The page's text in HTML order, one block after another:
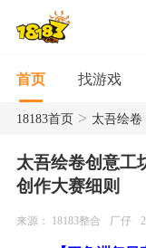
首页 找游戏
18183首页> 太吾绘卷
太吾绘卷创意工
创作大赛细则
来源： 18183整合 厂仔